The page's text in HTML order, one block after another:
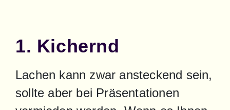
1. Kichernd
Lachen kann zwar ansteckend sein,
sollte aber bei Präsentationen